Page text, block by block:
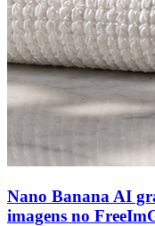
Nano Banana AI
imagens no